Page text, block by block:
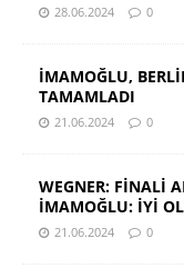
28.06.2024 0
İMAMOĞLU,
TAMAMLADI
21.06.2024 0
WEGNER: FİNALİ
İMAMOĞLU: İYİ
21.06.2024 0